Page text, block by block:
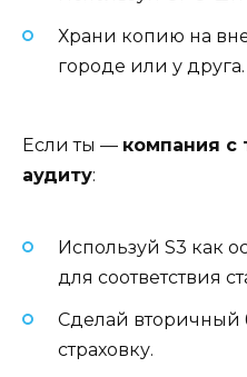
Храни копию на
городе или у друга.
Если ты — компания с
аудиту:
Используй S3 как
для соответствия
Сделай вторичный
страховку.